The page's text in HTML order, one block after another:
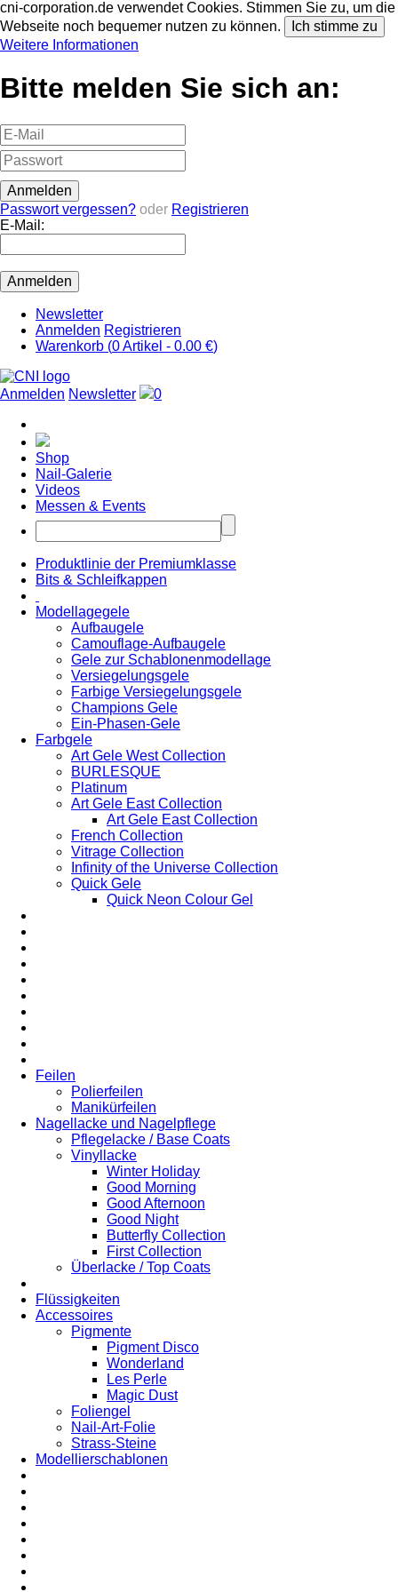
cni-corporation.de verwendet Cookies. Stimmen Sie zu, um die
Webseite noch bequemer nutzen zu können.
Ich stimme zu
Weitere Informationen
Bitte melden Sie sich an:
Passwort vergessen? oder Registrieren
E-Mail:
Newsletter
Anmelden Registrieren
Warenkorb (0Artikel - 0.00 €)
Anmelden Newsletter 0
Shop
Nail-Galerie
Videos
Messen & Events
Produktlinie der Premiumklasse
Bits & Schleifkappen
Modellagegele
Aufbaugele
Camouflage-Aufbaugele
Gele zur Schablonenmodellage
Versiegelungsgele
Farbige Versiegelungsgele
Champions Gele
Ein-Phasen-Gele
Farbgele
Art Gele West Collection
BURLESQUE
Platinum
Art Gele East Collection
Art Gele East Collection
French Collection
Vitrage Collection
Infinity of the Universe Collection
Quick Gele
Quick Neon Colour Gel
Feilen
Polierfeilen
Manikürfeilen
Nagellacke und Nagelpflege
Pflegelacke / Base Coats
Vinyllacke
Winter Holiday
Good Morning
Good Afternoon
Good Night
Butterfly Collection
First Collection
Überlacke / Top Coats
Flüssigkeiten
Accessoires
Pigmente
Pigment Disco
Wonderland
Les Perle
Magic Dust
Foliengel
Nail-Art-Folie
Strass-Steine
Modellierschablonen